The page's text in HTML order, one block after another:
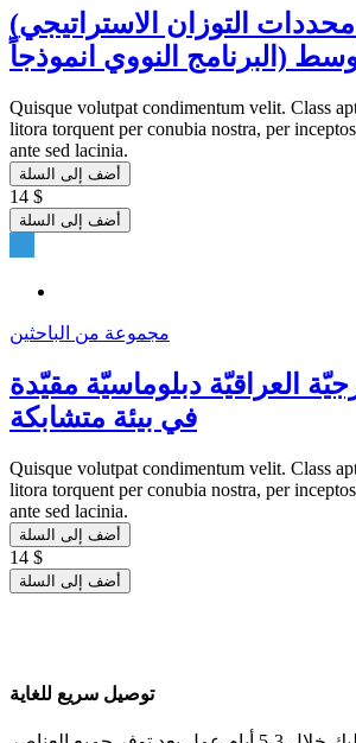
(دور إيران في محددات التوزان الاستراتيجي
(البرنامج النووي انموذجاً
Quisque volutpat condimentum velit. Class
litora torquent per conubia nostra, per
ante sed lacinia.
أضف إلى السلة
14 $
أضف إلى السلة
مجموعة من الباحثين
العراقيّة دبلوماسيّة مقيّدة
في بيئة متشابكة
Quisque volutpat condimentum velit. Class
litora torquent per conubia nostra, per
ante sed lacinia.
أضف إلى السلة
14 $
أضف إلى السلة
توصيل سريع للغاية